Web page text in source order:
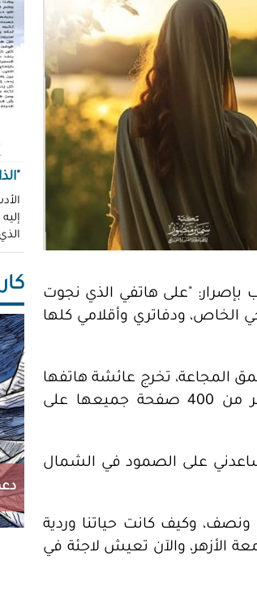
بإصرار: "على هاتفي الذي نجوت
ودفاتري وأقلامي كلها
المجاعة، تخرج عائشة هاتفها
المحمول وتكتب ما تعيشه وتشعر به، تعقب: "كتبت أكثر من 400 صفحة جميعها على
على الصمود في الشمال
وكيف كانت حياتنا وردية
الأزهر، والآن تعيش لاجئة في